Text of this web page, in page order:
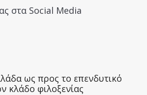
στα Social Media
ως προς το επενδυτικό
κλάδο φιλοξενίας